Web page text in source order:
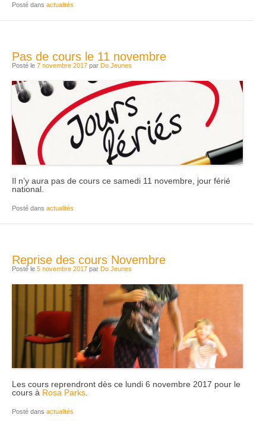
Posté dans actualités
Pas de cours le 11 novembre
Posté le 7 novembre 2017 par Do Jeunes
Il n’y aura pas de cours ce samedi 11 novembre, jour férié
national.
Posté dans actualités
Reprise des cours Novembre
Posté le 5 novembre 2017 par Do Jeunes
Les cours reprendront dès ce lundi 6 novembre 2017 pour le
cours à Rosa Parks.
Posté dans actualités